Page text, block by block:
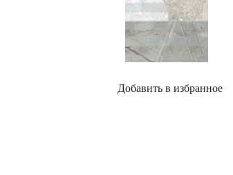
Добавить в избранное